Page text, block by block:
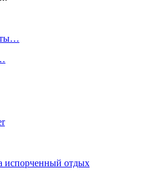
испорченный отдых